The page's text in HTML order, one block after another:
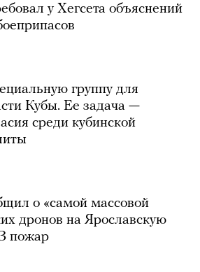
у Хегсета объяснений
группу для
Кубы. Ее задача —
среди кубинской
о «самой массовой
дронов на Ярославскую
пожар